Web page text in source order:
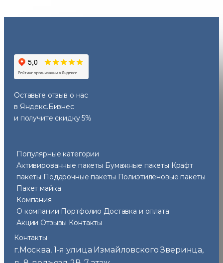
Оставьте отзыв о нас
в Яндекс.Бизнес
и получите скидку 5%
Популярные категории
Активированные пакеты Бумажные пакеты Крафт
пакеты Подарочные пакеты Полиэтиленовые пакеты
Пакет майка
Компания
О компании Портфолио Доставка и оплата
Акции Отзывы Контакты
Контакты
г.Москва, 1-я улица Измайловского Зверинца,